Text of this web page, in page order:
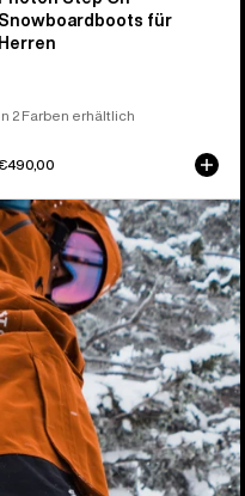
Snowboardboots für
Herren
In 2 Farben erhältlich